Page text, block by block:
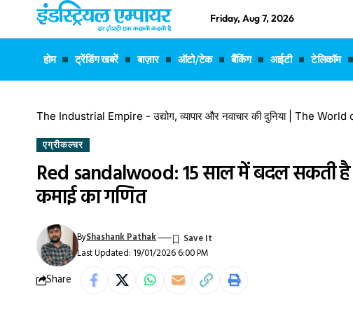
Friday, Aug 7, 2026
होम ट्रेंडिंग खबरें बाज़ार ऑटो/टेक बैंकिंग आईटी टेलिकॉम
The Industrial Empire - उद्योग, व्यापार और नवाचार की दुनिया | The
एग्रीकल्चर
Red sandalwood: 15 साल में बदल सकती
कमाई का गणित
Last Updated: 19/01/2026 6:00 PM
ByShashank Pathak
Share